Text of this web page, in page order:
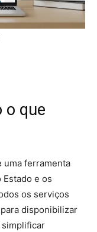
o que
uma ferramenta
e os
os serviços
disponibilizar
simplificar